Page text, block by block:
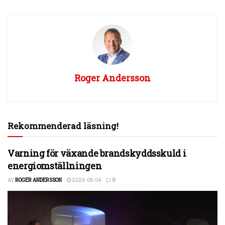
Roger Andersson
Rekommenderad läsning!
Varning för växande brandskyddsskuld i
energiomställningen
AVROGER ANDERSSON 2026-08-04 0